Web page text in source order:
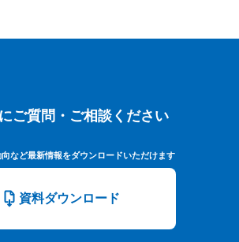
ご質問・ご相談ください
ご質問・ご相談ください
など最新情報をダウンロードいただけます
資料ダウンロード